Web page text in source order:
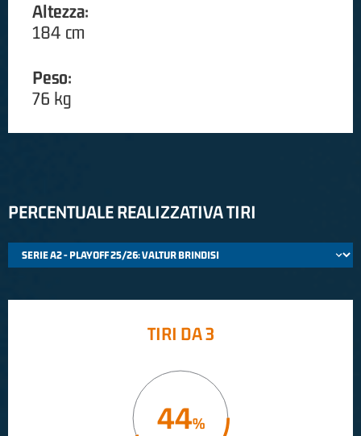
Altezza:
184 cm
Peso:
76 kg
PERCENTUALE REALIZZATIVA TIRI
TIRI DA 3
44